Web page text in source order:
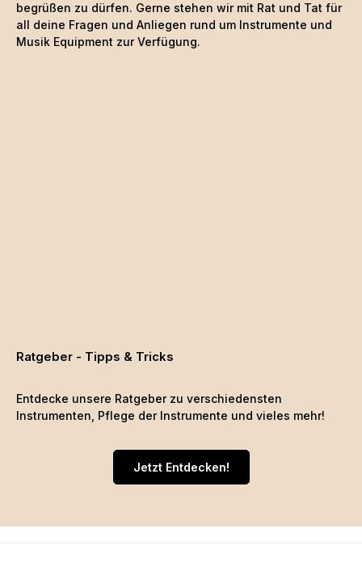
begrüßen zu dürfen. Gerne stehen wir mit Rat und Tat für
all deine Fragen und Anliegen rund um Instrumente und
Musik Equipment zur Verfügung.
Ratgeber - Tipps & Tricks
Entdecke unsere Ratgeber zu verschiedensten
Instrumenten, Pflege der Instrumente und vieles mehr!
Jetzt Entdecken!